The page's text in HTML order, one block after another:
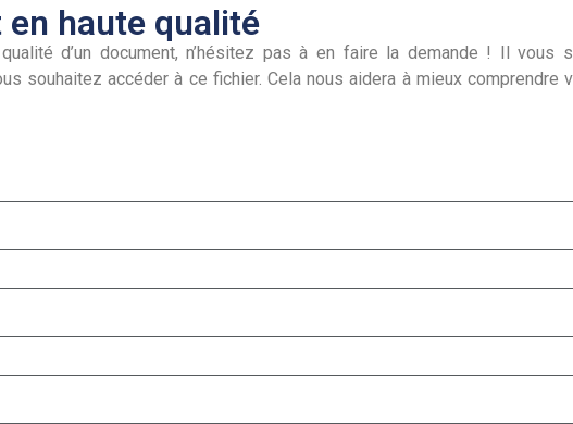
haute qualité
d’un document, n’hésitez pas à en faire la demande ! Il
souhaitez accéder à ce fichier. Cela nous aidera à mieux